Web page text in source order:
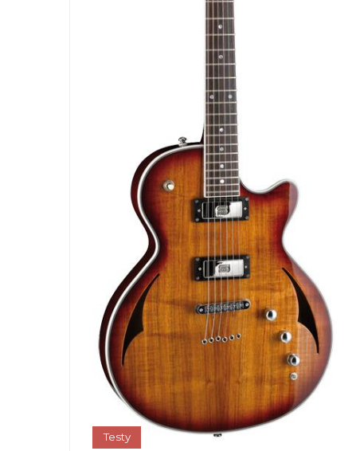
Testy